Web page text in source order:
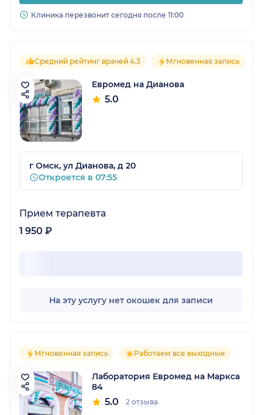
Клиника перезвонит сегодня после 11:00
Средний рейтинг врачей 4.3 Мгновенная запись
Евромед на Дианова
5.0
г Омск, ул Дианова, д 20
Откроется в 07:55
Прием терапевта
1 950 ₽
На эту услугу нет окошек для записи
Мгновенная запись Работаем все выходные
Лаборатория Евромед на Маркса
84
5.0 2 отзыва